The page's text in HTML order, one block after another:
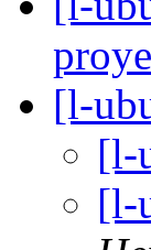
[l-
[l-
[l-